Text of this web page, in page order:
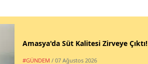
Amasya'da Süt Kalitesi Zirveye Çıktı!
#GÜNDEM / 07 Ağustos 2026